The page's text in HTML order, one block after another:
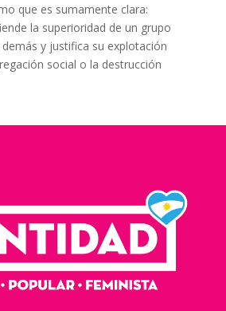
que es sumamente clara:
la superioridad de un grupo
y justifica su explotación
social o la destrucción